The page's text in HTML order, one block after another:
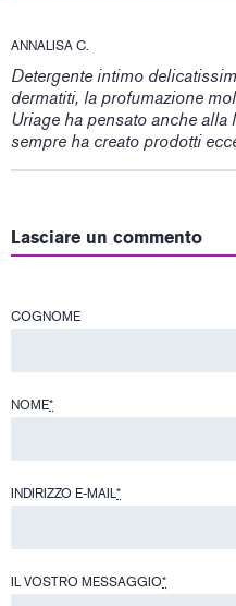
ANNALISA C.
Detergente intimo
dermatiti, la profumazione
Uriage ha pensato anche
sempre ha creato prodotti
Lasciare un commento
COGNOME
NOME*
INDIRIZZO E-MAIL*
IL VOSTRO MESSAGGIO*